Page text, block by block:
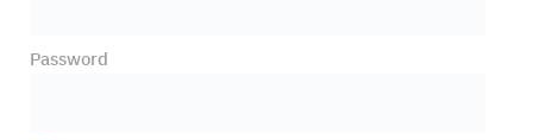
Password